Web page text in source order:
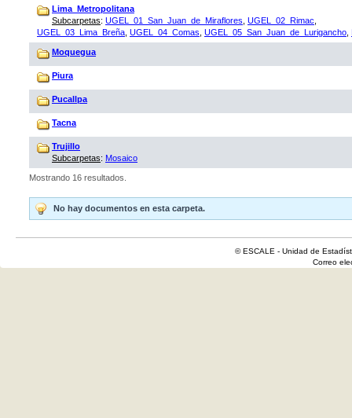
Lima_Metropolitana
Subcarpetas: UGEL_01_San_Juan_de_Miraflores UGEL_02_Rimac
UGEL_03_Lima_Breña UGEL_04_Comas UGEL_05_San_Juan_de_Lurigancho
Moquegua
Piura
Pucallpa
Tacna
Trujillo
Subcarpetas: Mosaico
Mostrando 16 resultados.
No hay documentos en esta carpeta.
© ESCALE - Unidad de
Correo